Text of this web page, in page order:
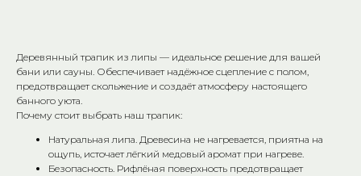
Деревянный трапик из липы — идеальное решение для вашей
бани или сауны. Обеспечивает надёжное сцепление с полом,
предотвращает скольжение и создаёт атмосферу настоящего
банного уюта.
Почему стоит выбрать наш трапик:
Натуральная липа. Древесина не нагревается, приятна на
ощупь, источает лёгкий медовый аромат при нагреве.
Безопасность. Рифлёная поверхность предотвращает